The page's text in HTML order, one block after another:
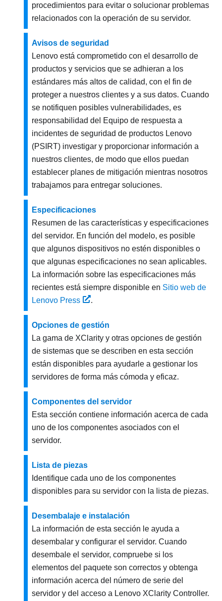
procedimientos para evitar o solucionar problemas
relacionados con la operación de su servidor.
Avisos de seguridad
Lenovo está comprometido con el desarrollo de
productos y servicios que se adhieran a los
estándares más altos de calidad, con el fin de
proteger a nuestros clientes y a sus datos. Cuando
se notifiquen posibles vulnerabilidades, es
responsabilidad del Equipo de respuesta a
incidentes de seguridad de productos Lenovo
(PSIRT) investigar y proporcionar información a
nuestros clientes, de modo que ellos puedan
establecer planes de mitigación mientras nosotros
trabajamos para entregar soluciones.
Especificaciones
Resumen de las características y especificaciones
del servidor. En función del modelo, es posible
que algunos dispositivos no estén disponibles o
que algunas especificaciones no sean aplicables.
La información sobre las especificaciones más
recientes está siempre disponible en Sitio web de
Lenovo Press
.
Opciones de gestión
La gama de XClarity y otras opciones de gestión
de sistemas que se describen en esta sección
están disponibles para ayudarle a gestionar los
servidores de forma más cómoda y eficaz.
Componentes del servidor
Esta sección contiene información acerca de cada
uno de los componentes asociados con el
servidor.
Lista de piezas
Identifique cada uno de los componentes
disponibles para su servidor con la lista de piezas.
Desembalaje e instalación
La información de esta sección le ayuda a
desembalar y configurar el servidor. Cuando
desembale el servidor, compruebe si los
elementos del paquete son correctos y obtenga
información acerca del número de serie del
servidor y del acceso a Lenovo XClarity Controller.